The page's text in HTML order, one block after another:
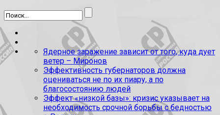
Ядерное заражение зависит от того, куда дует
ветер – Миронов
Эффективность губернаторов должна
оцениваться не по их пиару, а по
благосостоянию людей
Эффект «низкой базы»: кризис указывает на
необходимость срочной борьбы с бедностью